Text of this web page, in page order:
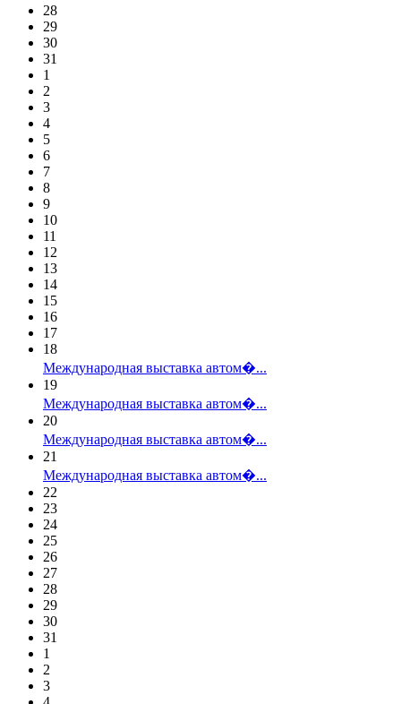
28
29
30
31
1
2
3
4
5
6
7
8
9
10
11
12
13
14
15
16
17
18
Международная выставка автом�...
19
Международная выставка автом�...
20
Международная выставка автом�...
21
Международная выставка автом�...
22
23
24
25
26
27
28
29
30
31
1
2
3